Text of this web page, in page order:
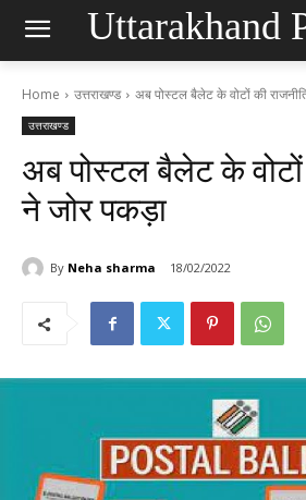
Uttarakhand
Home उत्तराखण्ड अब पोस्टल बैलेट के वोटों की
उत्तराखण्ड
अब पोस्टल बैलेट के वोटों
ने जोर पकड़ा
By Neha sharma 18/02/2022